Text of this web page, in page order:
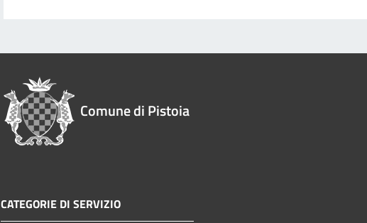
Comune di Pistoia
CATEGORIE DI SERVIZIO